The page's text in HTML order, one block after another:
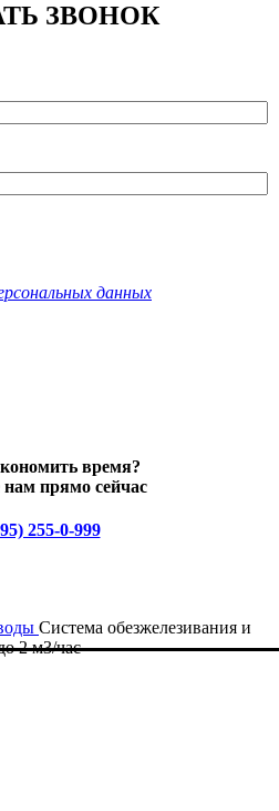
ЗВОНОК
данных
время?
нам прямо сейчас
255-0-999
Система обезжелезивания и
2 м3/час